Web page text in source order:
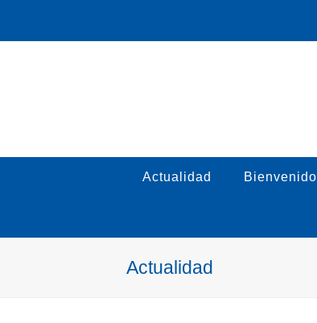
Actualidad Bienvenido
Actualidad